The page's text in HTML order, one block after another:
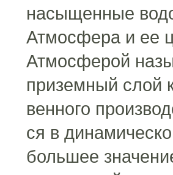
насыщенные
Атмосфера и ее
Атмосферой
приземный слой
венного
ся в
большее